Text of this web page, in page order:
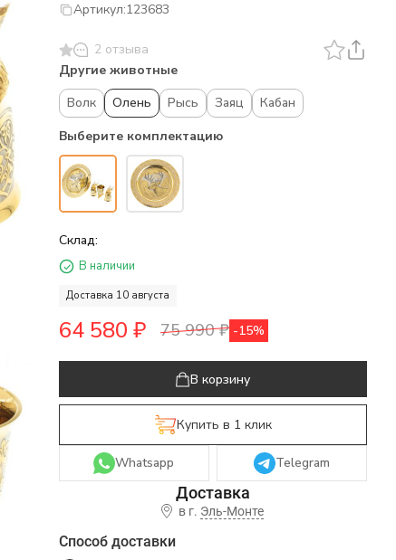
Артикул:123683
2 отзыва
Другие животные
Волк
Олень Рысь Заяц
Кабан
Выберите комплектацию
Склад:
В наличии
Доставка 10 августа
64 580 ₽ 75 990₽ -15%
В корзину
Купить в 1 клик
Whatsapp Telegram
в г. Эль-Монте
Способ доставки